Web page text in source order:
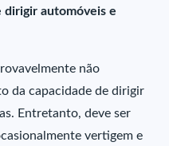
dirigir automóveis e
não
da capacidade de dirigir
Entretanto, deve ser
vertigem e